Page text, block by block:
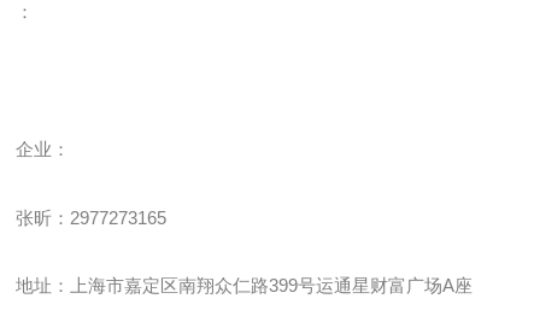
：
企业 ：
张昕： 2977273165
地址：上海市嘉定区南翔众仁路399号运通星财富广场A座